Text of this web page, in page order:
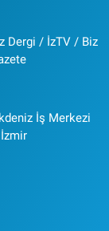
Dergi / İzTV / Biz
İş Merkezi